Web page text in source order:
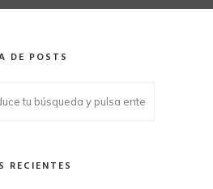
DE POSTS
RECIENTES